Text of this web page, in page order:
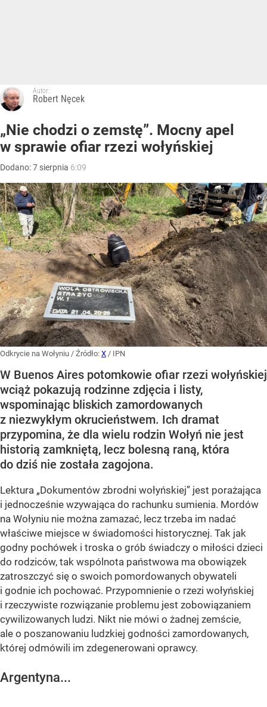
Autor:
Robert Nęcek
„Nie chodzi o zemstę”. Mocny apel
w sprawie ofiar rzezi wołyńskiej
Dodano:7 sierpnia 6:09
Odkrycie na Wołyniu / Źródło: X / IPN
W Buenos Aires potomkowie ofiar rzezi wołyńskiej
wciąż pokazują rodzinne zdjęcia i listy,
wspominając bliskich zamordowanych
z niezwykłym okrucieństwem. Ich dramat
przypomina, że dla wielu rodzin Wołyń nie jest
historią zamkniętą, lecz bolesną raną, która
do dziś nie została zagojona.
Lektura „Dokumentów zbrodni wołyńskiej” jest porażająca
i jednocześnie wzywająca do rachunku sumienia. Mordów
na Wołyniu nie można zamazać, lecz trzeba im nadać
właściwe miejsce w świadomości historycznej. Tak jak
godny pochówek i troska o grób świadczy o miłości dzieci
do rodziców, tak wspólnota państwowa ma obowiązek
zatroszczyć się o swoich pomordowanych obywateli
i godnie ich pochować. Przypomnienie o rzezi wołyńskiej
i rzeczywiste rozwiązanie problemu jest zobowiązaniem
cywilizowanych ludzi. Nikt nie mówi o żadnej zemście,
ale o poszanowaniu ludzkiej godności zamordowanych,
której odmówili im zdegenerowani oprawcy.
Argentyna...